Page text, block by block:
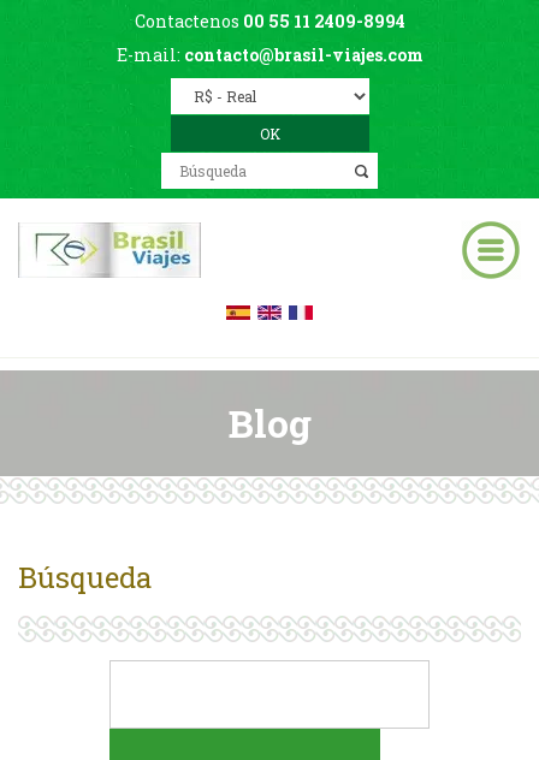
Contactenos 00 55 11 2409-8994
E-mail: contacto@brasil-viajes.com
Blog
Búsqueda